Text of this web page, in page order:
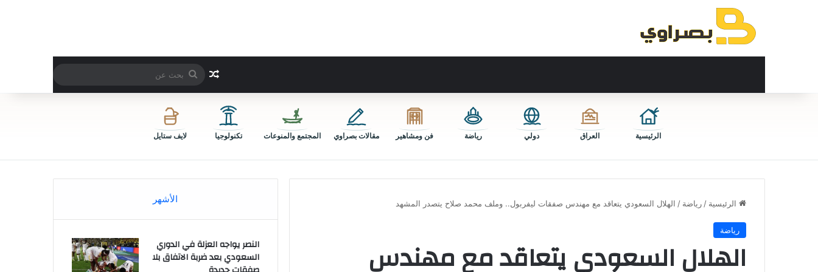
مقال عشوائي
بحث
عن
الرئيسية العراق دولي رياضة فن ومشاهير مقالات بصراوي المجتمع والمنوعات تكنولوجيا لايف ستايل
الرئيسية / رياضة / الهلال السعودي يتعاقد مع مهندس صفقات ليفربول.. وملف محمد صلاح يتصدر المشهد
رياضة
الهلال السعودي يتعاقد مع مهندس
الأشهر
النصر يواجه العزلة في الدوري
السعودي بعد ضربة الاتفاق بلا